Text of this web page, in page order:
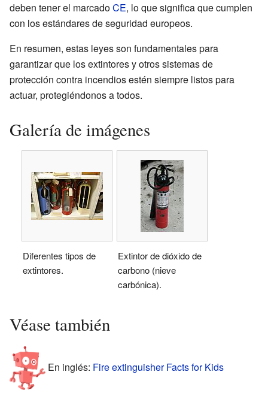
deben tener el marcadoCE, lo que significa que cumplen
con los estándares de seguridad europeos.
En resumen, estas leyes son fundamentales para
garantizar que los extintores y otros sistemas de
protección contra incendios estén siempre listos para
actuar, protegiéndonos a todos.
Galería de imágenes
Diferentes tipos de
extintores.
Extintor de dióxido de
carbono (nieve
carbónica).
Véase también
En inglés: Fire extinguisher Facts for Kids